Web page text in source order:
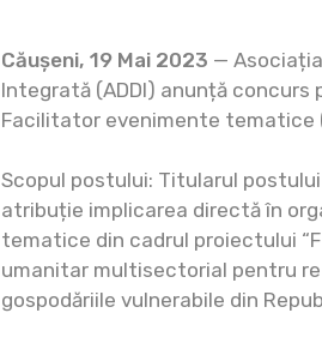
Căușeni, 19 Mai 2023 —
Integrată (ADDI) anunță
Facilitator evenimente tematice
Scopul postului: Titularul
atribuție implicarea directă în
tematice din cadrul proiectului
umanitar multisectorial pentru
gospodăriile vulnerabile din